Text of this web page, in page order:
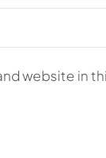
website in